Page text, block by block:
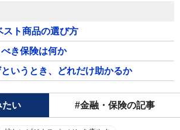
スト商品の選び方
き保険は何か
というとき、どれだけ助かるか
たい #金融・保険の記事